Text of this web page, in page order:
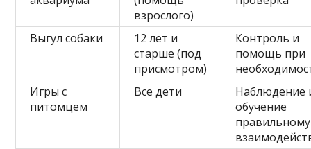
взрослого)
Выгул собаки
12 лет и
старше (под
присмотром)
Контроль и
помощь при
Игры с
питомцем
Все дети
Наблюдение
обучение
правильному